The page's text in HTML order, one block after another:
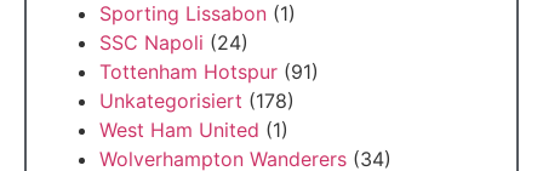
Sporting Lissabon (1)
SSC Napoli (24)
Tottenham Hotspur (91)
Unkategorisiert (178)
West Ham United (1)
Wolverhampton Wanderers (34)